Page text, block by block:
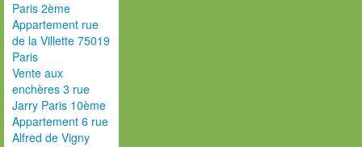
Paris 2ème
Appartement rue
de la Villette 75019
Paris
Vente aux
enchères 3 rue
Jarry Paris 10ème
Appartement 6 rue
Alfred de Vigny